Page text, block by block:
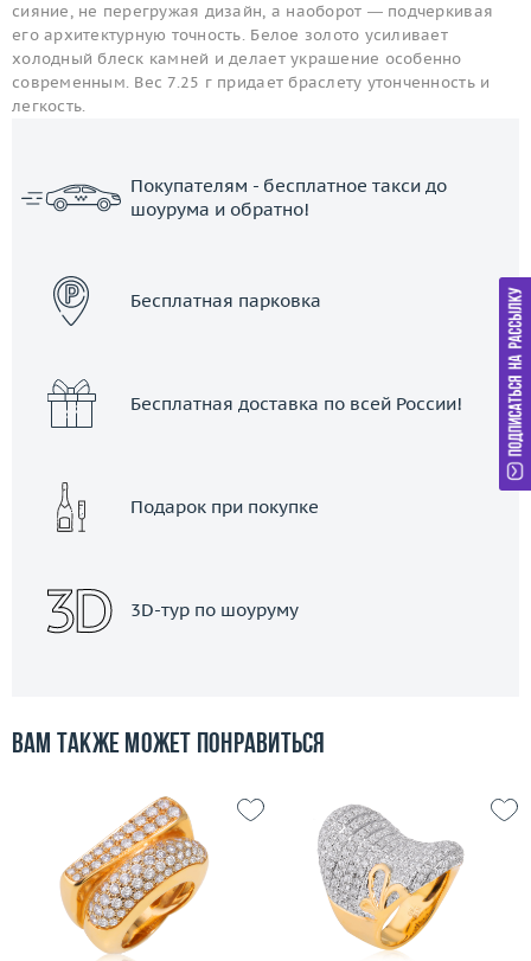
сияние, не перегружая дизайн, а наоборот — подчеркивая
его архитектурную точность. Белое золото усиливает
холодный блеск камней и делает украшение особенно
современным. Вес 7.25 г придает браслету утонченность и
легкость.
Покупателям - бесплатное такси до
шоурума и обратно!
Бесплатная парковка
Бесплатная доставка по всей России!
Подарок при покупке
3D-тур по шоуруму
Вам также может понравиться